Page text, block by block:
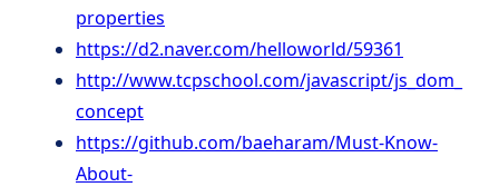
properties
https://d2.naver.com/helloworld/59361
http://www.tcpschool.com/javascript/js_dom_
concept
https://github.com/baeharam/Must-Know-
About-